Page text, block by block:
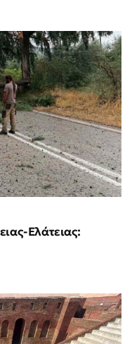
Ελάτειας: